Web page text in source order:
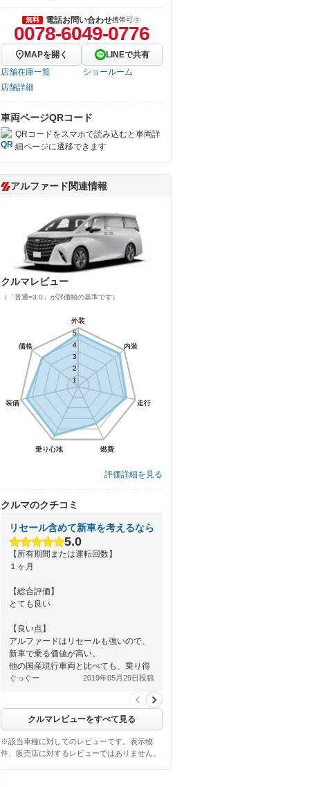
無料 電話お問い合わせ携帯可
0078-6049-0776
MAPを開く
LINEで共有
店舗在庫一覧
ショールーム
店舗詳細
車両ページQRコード
QRコードをスマホで読み込むと車両詳
細ページに遷移できます
アルファード関連情報
クルマレビュー
（「普通=3.0」が評価軸の基準です）
外装
内装
走行
燃費
乗り心地
装備
価格
1
2
3
4
5
外装
内装
走行
燃費
乗り心地
装備
価格
1
2
3
4
5
評価詳細を見る
クルマのクチコミ
リセール含めて新車を考えるなら
5.0
【所有期間または運転回数】
１ヶ月
【総合評価】
とても良い
【良い点】
アルファードはリセールも強いので、
新車で乗る価値が高い。
他の国産現行車両と比べても、乗り得
感が非常に強い車種だと思います。
ぐっぐー 2019年05月29日投稿
クルマレビューをすべて見る
※該当車種に対してのレビューです。表示物
件、販売店に対するレビューではありません。